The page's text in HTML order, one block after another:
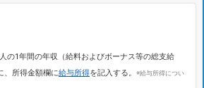
の1年間の年収（給料およびボーナス等の総支給
、所得金額欄に給与所得を記入する。
※給与所得につい